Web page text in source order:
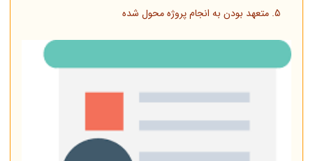
متعهد بودن به انجام پروژه محول شده